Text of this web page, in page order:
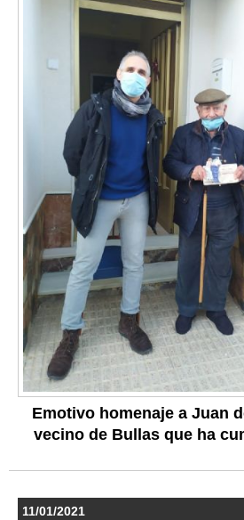
Emotivo homenaje a Juan
vecino de Bullas que ha
11/01/2021